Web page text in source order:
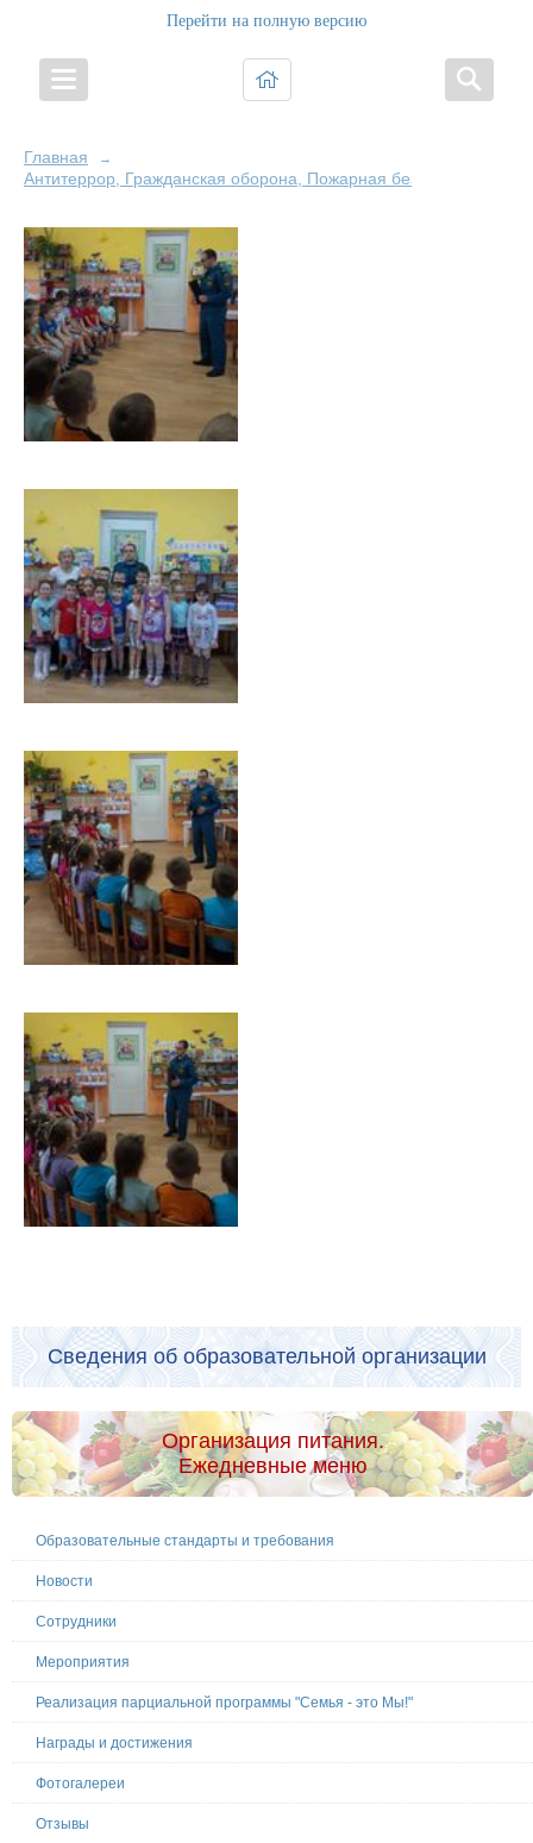
Перейти на полную версию
Главная →
Антитеррор, Гражданская оборона, Пожарная безопасность и
Сведения об образовательной организации
Организация питания.
Ежедневные меню
Образовательные стандарты и требования
Новости
Сотрудники
Мероприятия
Реализация парциальной программы "Семья - это Мы!"
Награды и достижения
Фотогалереи
Отзывы